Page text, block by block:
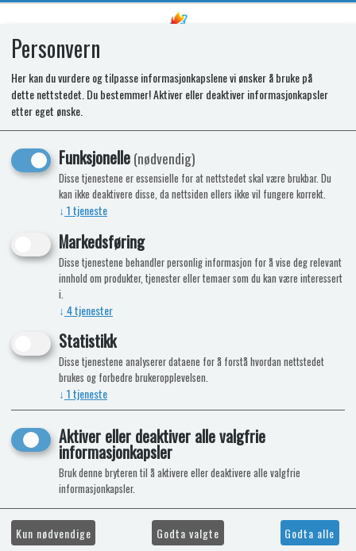
SR BOTTOM LOCK PLATE T2095E
Personvern
Her kan du vurdere og tilpasse informasjonkapslene vi ønsker å bruke på
dette nettstedet. Du bestemmer! Aktiver eller deaktiver informasjonkapsler
etter eget ønske.
Funksjonelle(nødvendig)
Disse tjenestene er essensielle for at nettstedet skal være brukbar. Du
kan ikke deaktivere disse, da nettsiden ellers ikke vil fungere korrekt.
↓ 1tjeneste
Markedsføring
Disse tjenestene behandler personlig informasjon for å vise deg relevant
innhold om produkter, tjenester eller temaer som du kan være interessert
i.
↓ 4tjenester
Statistikk
Disse tjenestene analyserer dataene for å forstå hvordan nettstedet
brukes og forbedre brukeropplevelsen.
↓ 1tjeneste
Aktiver eller deaktiver alle valgfrie
informasjonkapsler
Bruk denne bryteren til å aktivere eller deaktivere alle valgfrie
informasjonkapsler.
Kun nødvendige Godta valgte Godta alle